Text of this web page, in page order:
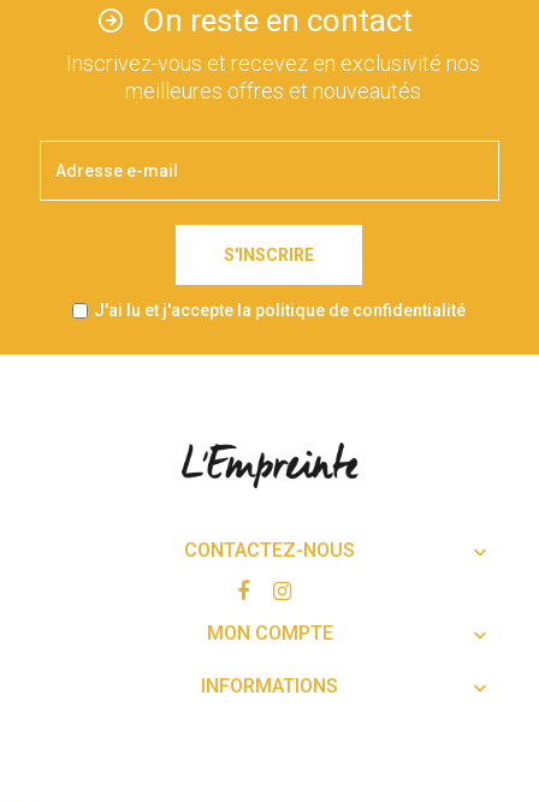
On reste en contact
Inscrivez-vous et recevez en exclusivité nos
meilleures offres et nouveautés
S'INSCRIRE
J'ai lu et j'accepte la politique de confidentialité
CONTACTEZ-NOUS 
MON COMPTE 
INFORMATIONS 